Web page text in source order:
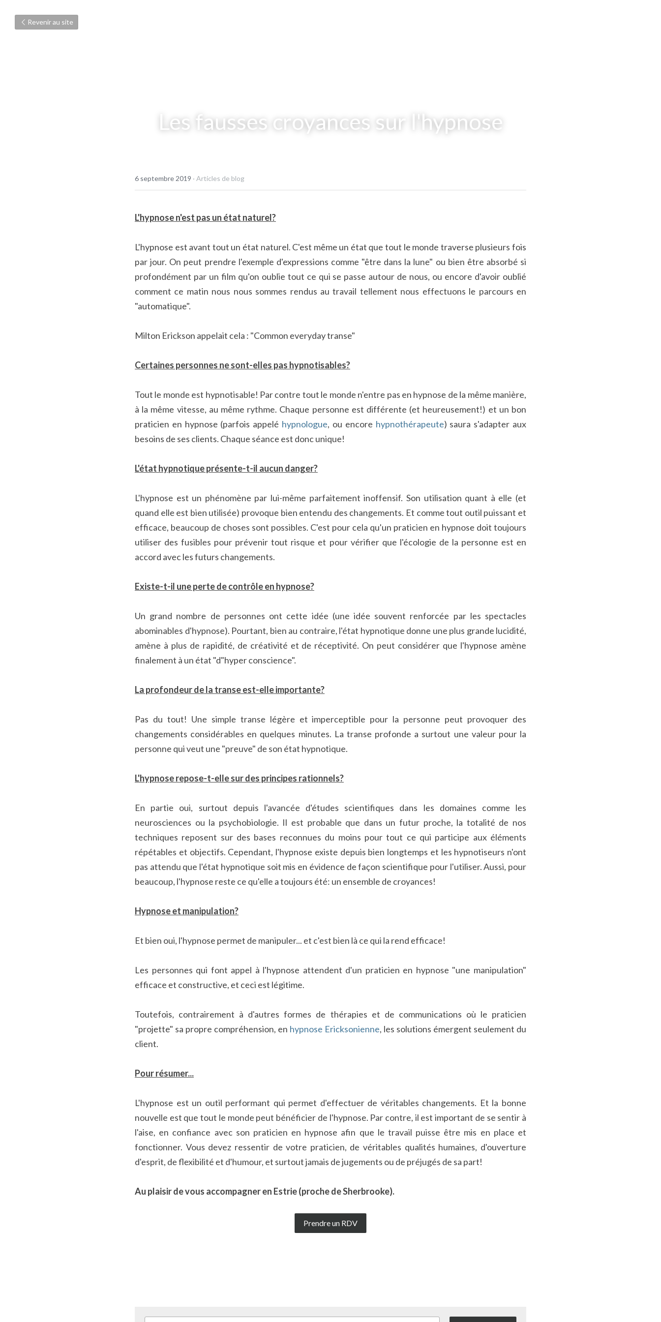
Revenir au site
Les fausses croyances sur l'hypnose
6 septembre 2019 · Articles de blog
L'hypnose n'est pas un état naturel?
L'hypnose est avant tout un état naturel. C'est même un état que tout le monde traverse plusieurs fois
par jour. On peut prendre l'exemple d'expressions comme "être dans la lune" ou bien être absorbé si
profondément par un film qu'on oublie tout ce qui se passe autour de nous, ou encore d'avoir oublié
comment ce matin nous nous sommes rendus au travail tellement nous effectuons le parcours en
"automatique".
Milton Erickson appelait cela : "Common everyday transe"
Certaines personnes ne sont-elles pas hypnotisables?
Tout le monde est hypnotisable! Par contre tout le monde n'entre pas en hypnose de la même manière,
à la même vitesse, au même rythme. Chaque personne est différente (et heureusement!) et un bon
praticien en hypnose (parfois appelé hypnologue, ou encore hypnothérapeute) saura s'adapter aux
besoins de ses clients. Chaque séance est donc unique!
L'état hypnotique présente-t-il aucun danger?
L'hypnose est un phénomène par lui-même parfaitement inoffensif. Son utilisation quant à elle (et
quand elle est bien utilisée) provoque bien entendu des changements. Et comme tout outil puissant et
efficace, beaucoup de choses sont possibles. C'est pour cela qu'un praticien en hypnose doit toujours
utiliser des fusibles pour prévenir tout risque et pour vérifier que l'écologie de la personne est en
accord avec les futurs changements.
Existe-t-il une perte de contrôle en hypnose?
Un grand nombre de personnes ont cette idée (une idée souvent renforcée par les spectacles
abominables d'hypnose). Pourtant, bien au contraire, l'état hypnotique donne une plus grande lucidité,
amène à plus de rapidité, de créativité et de réceptivité. On peut considérer que l'hypnose amène
finalement à un état "d"hyper conscience".
La profondeur de la transe est-elle importante?
Pas du tout! Une simple transe légère et imperceptible pour la personne peut provoquer des
changements considérables en quelques minutes. La transe profonde a surtout une valeur pour la
personne qui veut une "preuve" de son état hypnotique.
L'hypnose repose-t-elle sur des principes rationnels?
En partie oui, surtout depuis l'avancée d'études scientifiques dans les domaines comme les
neurosciences ou la psychobiologie. Il est probable que dans un futur proche, la totalité de nos
techniques reposent sur des bases reconnues du moins pour tout ce qui participe aux éléments
répétables et objectifs. Cependant, l'hypnose existe depuis bien longtemps et les hypnotiseurs n'ont
pas attendu que l'état hypnotique soit mis en évidence de façon scientifique pour l'utiliser. Aussi, pour
beaucoup, l'hypnose reste ce qu'elle a toujours été: un ensemble de croyances!
Hypnose et manipulation?
Et bien oui, l'hypnose permet de manipuler... et c'est bien là ce qui la rend efficace!
Les personnes qui font appel à l'hypnose attendent d'un praticien en hypnose "une manipulation"
efficace et constructive, et ceci est légitime.
Toutefois, contrairement à d'autres formes de thérapies et de communications où le praticien
"projette" sa propre compréhension, en hypnose Ericksonienne, les solutions émergent seulement du
client.
Pour résumer...
L'hypnose est un outil performant qui permet d'effectuer de véritables changements. Et la bonne
nouvelle est que tout le monde peut bénéficier de l'hypnose. Par contre, il est important de se sentir à
l'aise, en confiance avec son praticien en hypnose afin que le travail puisse être mis en place et
fonctionner. Vous devez ressentir de votre praticien, de véritables qualités humaines, d'ouverture
d'esprit, de flexibilité et d'humour, et surtout jamais de jugements ou de préjugés de sa part!
Au plaisir de vous accompagner en Estrie (proche de Sherbrooke).
Prendre un RDV